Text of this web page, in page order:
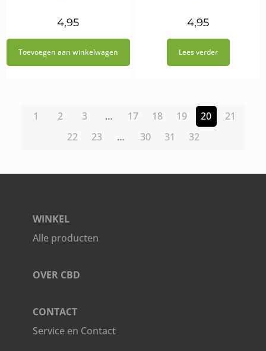
4,95
Toevoegen aan winkelwagen
4,95
Lees verder
1 2 3 … 17 18 19 20
21
22
23 … 30 31 32
WINKEL
Alle producten
OVER CBD
CONTACT
Service en Contact